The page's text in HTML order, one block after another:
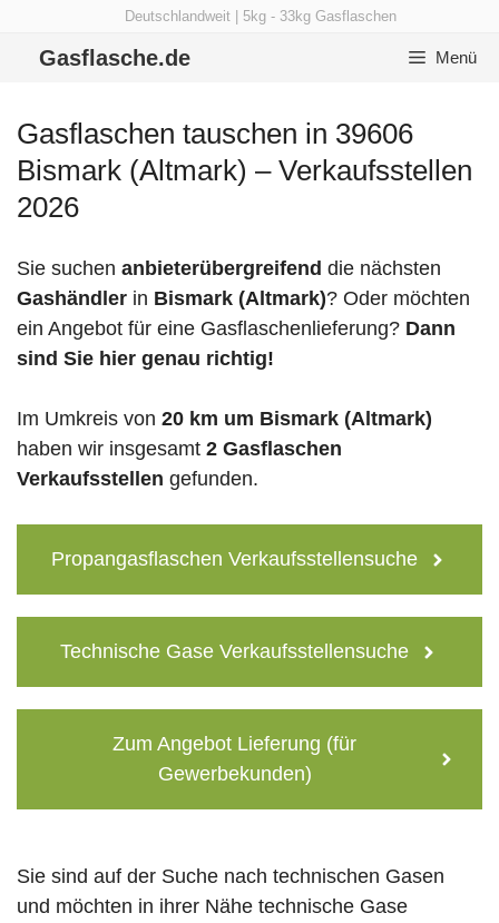
Deutschlandweit | 5kg - 33kg Gasflaschen
Gasflasche.de Menü
Gasflaschen tauschen in 39606
Bismark (Altmark) – Verkaufsstellen
2026
Sie suchen anbieterübergreifend die nächsten
Gashändler in Bismark (Altmark)? Oder möchten
ein Angebot für eine Gasflaschenlieferung? Dann
sind Sie hier genau richtig!
Im Umkreis von 20 km um Bismark (Altmark)
haben wir insgesamt 2 Gasflaschen
Verkaufsstellen gefunden.
Propangasflaschen Verkaufsstellensuche
Technische Gase Verkaufsstellensuche
Zum Angebot Lieferung (für
Gewerbekunden)
Sie sind auf der Suche nach technischen Gasen
und möchten in ihrer Nähe technische Gase